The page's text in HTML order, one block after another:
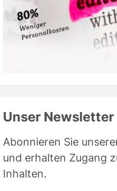
Unser Newsletter
Abonnieren Sie
und erhalten Zugang
Inhalten.